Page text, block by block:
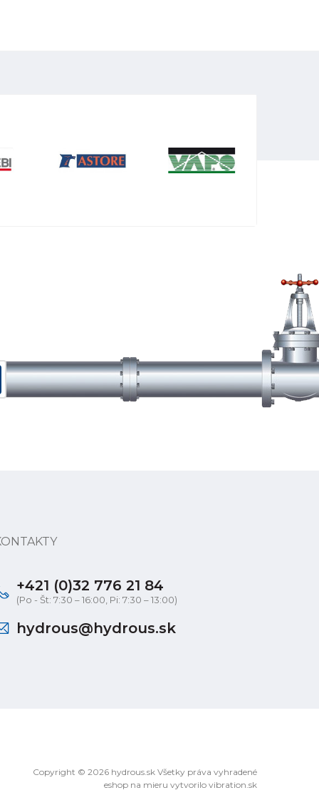
+421 (0)32 776 21 84
(Po - Št: 7:30 – 16:00, Pi: 7:30 – 13:00)
hydrous@hydrous.sk
Copyright © 2026 hydrous.sk Všetky práva vyhradené
eshop na mieru vytvorilo vibration.sk